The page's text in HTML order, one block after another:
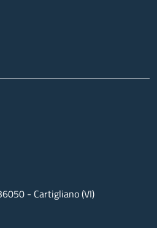
- Cartigliano (VI)